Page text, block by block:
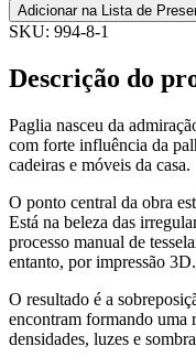
Adicionar na Lista de
SKU: 994-8-1
Descrição do
Paglia nasceu da
com forte influência da
cadeiras e móveis da casa.
O ponto central da obra
Está na beleza das
processo manual de
entanto, por impressão 3D.
O resultado é a
encontram formando uma
densidades, luzes e